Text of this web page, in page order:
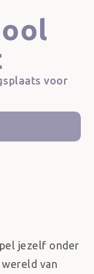
voor
jezelf onder
wereld van